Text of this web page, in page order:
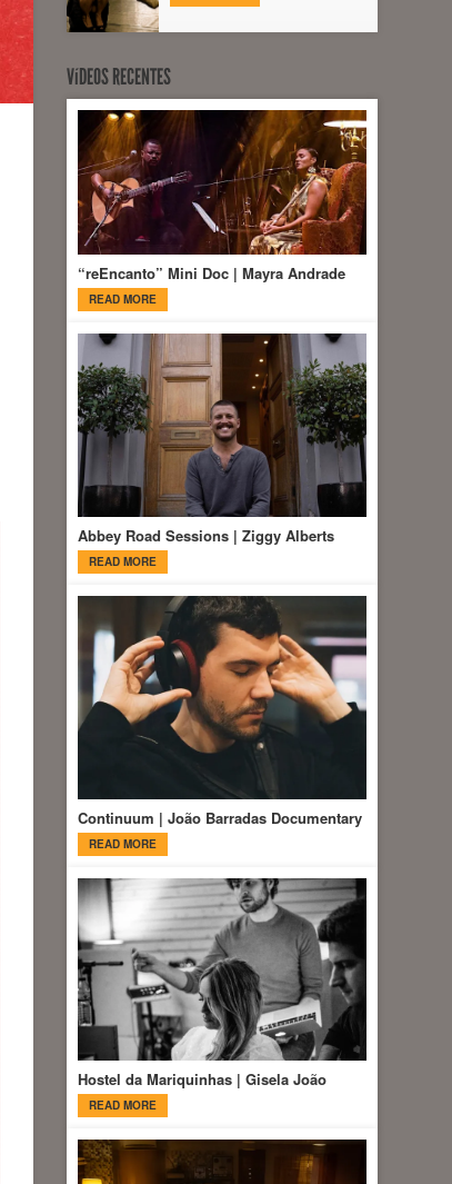
VíDEOS RECENTES
“reEncanto” Mini Doc | Mayra Andrade
READ MORE
Abbey Road Sessions | Ziggy Alberts
READ MORE
Continuum | João Barradas Documentary
READ MORE
Hostel da Mariquinhas | Gisela João
READ MORE